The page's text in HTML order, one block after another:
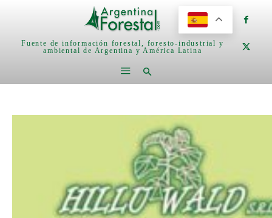
Fuente de información forestal, foresto-industrial y
ambiental de Argentina y América Latina